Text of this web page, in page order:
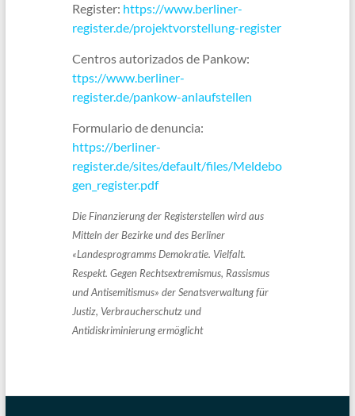
Register: https://www.berliner-
register.de/projektvorstellung-register
Centros autorizados de Pankow:
ttps://www.berliner-
register.de/pankow-anlaufstellen
Formulario de denuncia:
https://berliner-
register.de/sites/default/files/Meldebo
gen_register.pdf
Die Finanzierung der Registerstellen wird aus
Mitteln der Bezirke und des Berliner
«Landesprogramms Demokratie. Vielfalt.
Respekt. Gegen Rechtsextremismus, Rassismus
und Antisemitismus» der Senatsverwaltung für
Justiz, Verbraucherschutz und
Antidiskriminierung ermöglicht